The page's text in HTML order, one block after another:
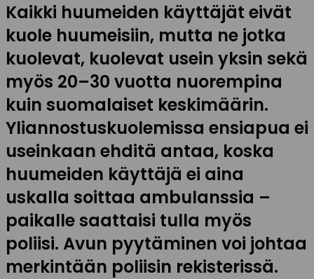
Kaikki huumeiden käyttäjät eivät
kuole huumeisiin, mutta ne jotka
kuolevat, kuolevat usein yksin sekä
myös 20–30 vuotta nuorempina
kuin suomalaiset keskimäärin.
Yliannostuskuolemissa ensiapua ei
useinkaan ehditä antaa, koska
huumeiden käyttäjä ei aina
uskalla soittaa ambulanssia –
paikalle saattaisi tulla myös
poliisi. Avun pyytäminen voi johtaa
merkintään poliisin rekisterissä.